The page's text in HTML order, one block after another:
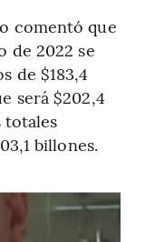
comentó que
de 2022 se
de $183,4
será $202,4
totales
billones.